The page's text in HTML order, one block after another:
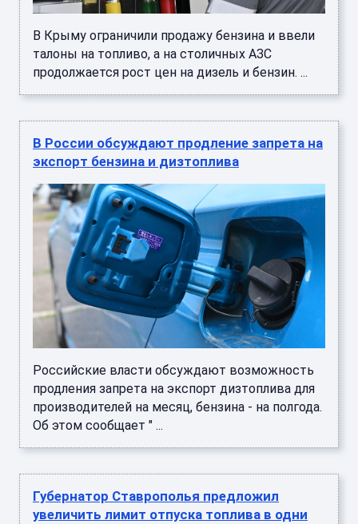
В Крыму ограничили продажу бензина и ввели
талоны на топливо, а на столичных АЗС
продолжается рост цен на дизель и бензин. ...
В России обсуждают продление запрета на
экспорт бензина и дизтоплива
Российские власти обсуждают возможность
продления запрета на экспорт дизтоплива для
производителей на месяц, бензина - на полгода.
Об этом сообщает " ...
Губернатор Ставрополья предложил
увеличить лимит отпуска топлива в одни